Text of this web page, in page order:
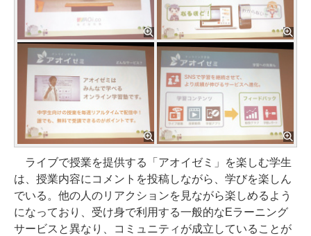
ライブで授業を提供する「アオイゼミ」を楽しむ学生
は、授業内容にコメントを投稿しながら、学びを楽しん
でいる。他の人のリアクションを見ながら楽しめるよう
になっており、受け身で利用する一般的なEラーニング
サービスと異なり、コミュニティが成立していることが